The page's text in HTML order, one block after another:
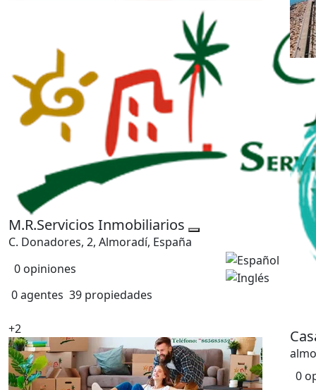
M.R.Servicios Inmobiliarios
C. Donadores, 2, Almoradí, España
0 opiniones
0 agentes 39 propiedades
+2
0